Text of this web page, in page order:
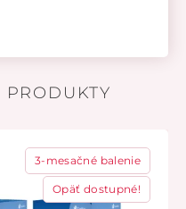
3-mesačné balenie
Opäť dostupné!